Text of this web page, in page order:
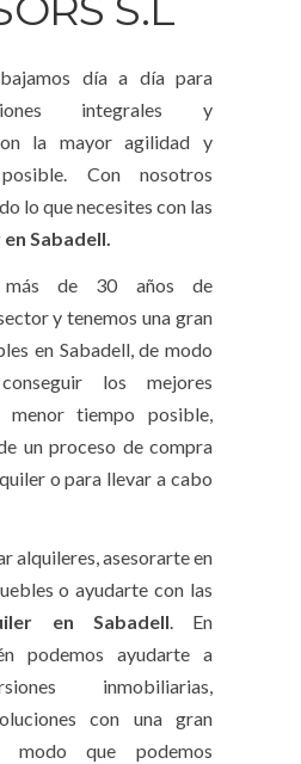
día a día para
integrales y
la mayor agilidad y
Con nosotros
lo que necesites con las
Sabadell.
más de 30 años de
y tenemos una gran
en Sabadell, de modo
los mejores
menor tiempo posible,
un proceso de compra
o para llevar a cabo
alquileres, asesorarte en
o ayudarte con las
en Sabadell. En
podemos ayudarte a
inmobiliarias,
con una gran
modo que podemos